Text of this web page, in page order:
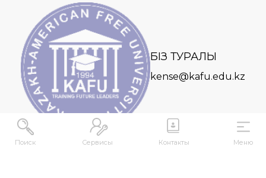
Поиск Сервисы Контакты Меню
БІЗ ТУРАЛЫ
kense@kafu.edu.kz